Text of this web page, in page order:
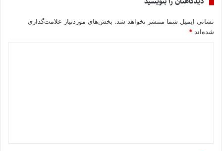
نشانی ایمیل شما منتشر نخواهد شد. بخش‌های موردنیاز علامت‌گذاری
شده‌اند *